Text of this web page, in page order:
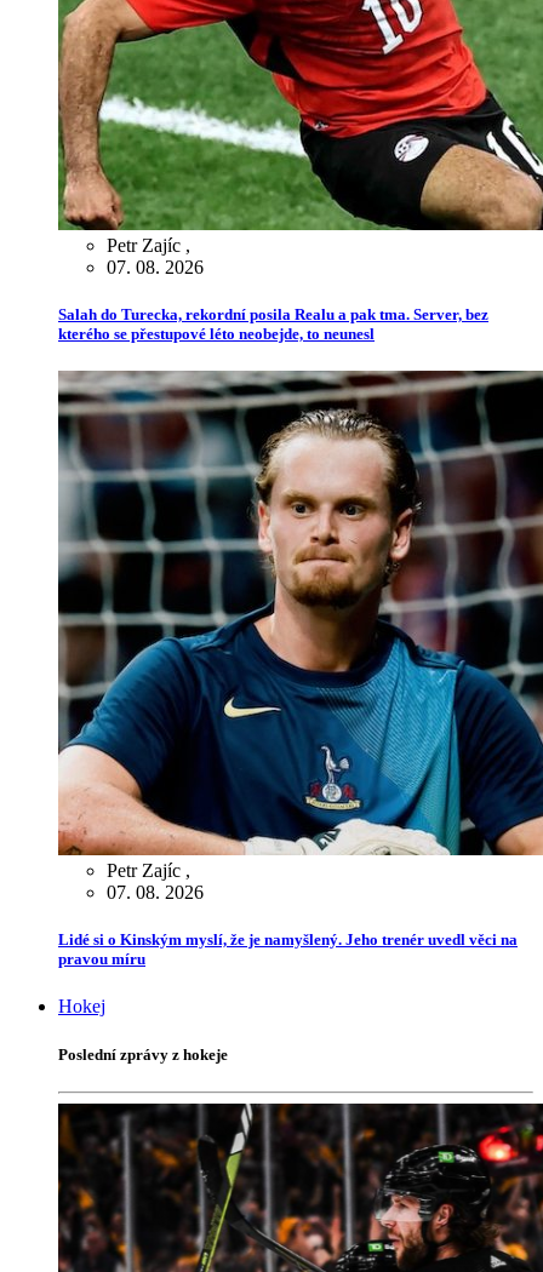
Petr Zajíc ,
07. 08. 2026
Salah do Turecka, rekordní posila Realu a pak tma. Server, bez
kterého se přestupové léto neobejde, to neunesl
Petr Zajíc ,
07. 08. 2026
Lidé si o Kinským myslí, že je namyšlený. Jeho trenér uvedl věci na
pravou míru
Hokej
Poslední zprávy z hokeje